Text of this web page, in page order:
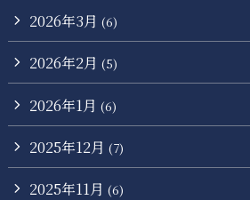
2026年3月 (6)
2026年2月 (5)
2026年1月 (6)
2025年12月 (7)
2025年11月 (6)